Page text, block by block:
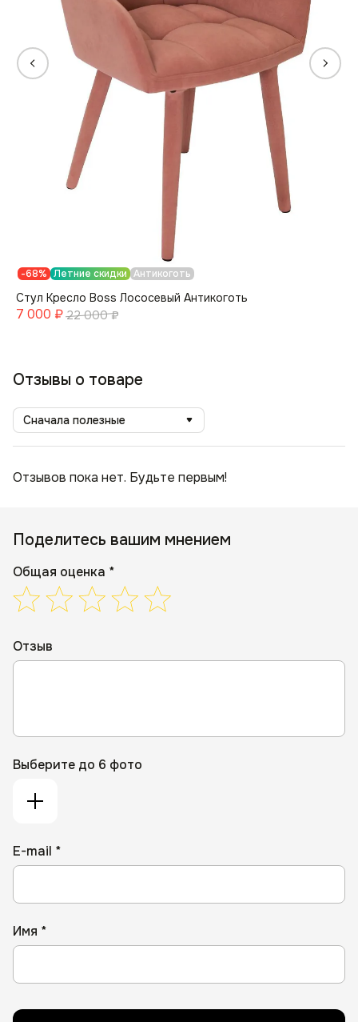
Стул в гостиную
Организуйте удобное место для отдыха и бесед
с помощью стула в гостиную или в прихожую как элемент
декора и место ожидания для гостей, в том числе
Стул для спальни
Как стул мягкий для спальни может стать местом для
чтения, утреннего просмотра новостей или
использоваться как стул со спинкой для туалетного
-68% Летние скидки Антикоготь
Стул Кресло Boss Лососевый Антикоготь
7 000 ₽ 22 000 ₽
Отзывы о товаре
Сначала полезные
Отзывов пока нет. Будьте первым!
Поделитесь вашим мнением
Общая оценка *
Отзыв
Выберите до 6 фото
E-mail *
Имя *